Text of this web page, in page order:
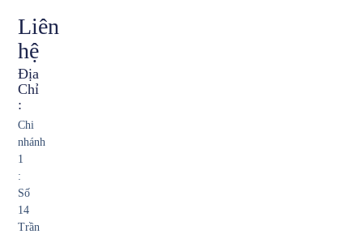
Liên
hệ
Địa
Chỉ
:
Chi
nhánh
1
:
Số
14
Trần